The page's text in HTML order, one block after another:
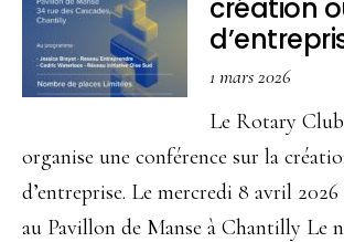
création
1 mars 2026
Le Rotary
organise une conférence sur la
d’entreprise. Le mercredi 8 avril
au Pavillon de Manse à Chantilly Le